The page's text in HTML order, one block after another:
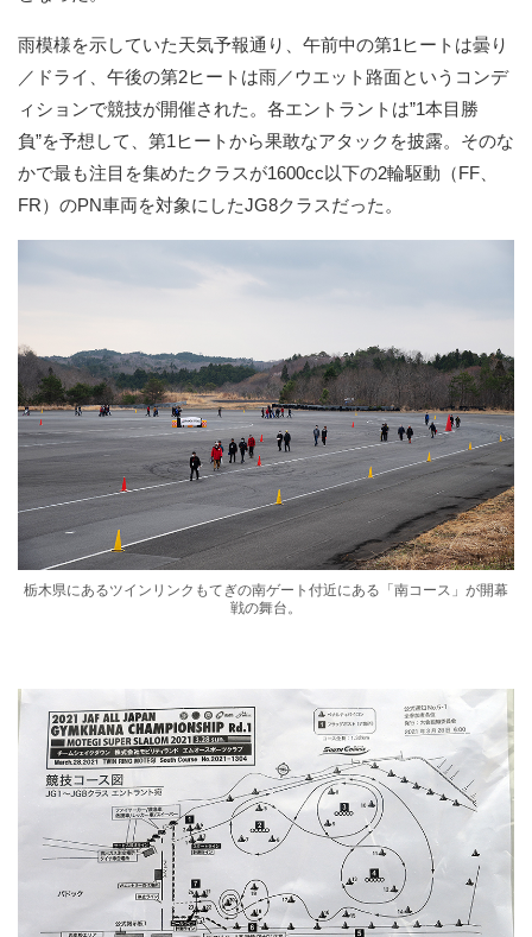
雨模様を示していた天気予報通り、午前中の第1ヒートは曇り
／ドライ、午後の第2ヒートは雨／ウエット路面というコンデ
ィションで競技が開催された。各エントラントは”1本目勝
負”を予想して、第1ヒートから果敢なアタックを披露。そのな
かで最も注目を集めたクラスが1600cc以下の2輪駆動（FF、
FR）のPN車両を対象にしたJG8クラスだった。
栃木県にあるツインリンクもてぎの南ゲート付近にある「南コース」が開幕
戦の舞台。